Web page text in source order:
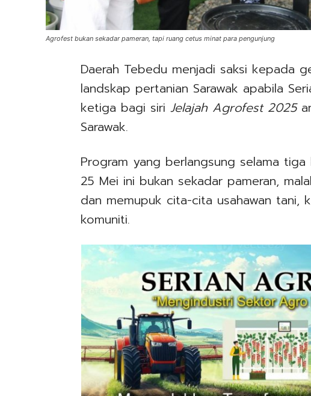
Agrofest bukan sekadar pameran, tapi ruang cetus minat para pengunjung
Daerah Tebedu menjadi saksi kepada
landskap pertanian Sarawak apabila
ketiga bagi siriJelajah Agrofest 2025
Sarawak.
Program yang berlangsung selama
25 Mei ini bukan sekadar pameran,
dan memupuk cita-cita usahawan tani,
komuniti.